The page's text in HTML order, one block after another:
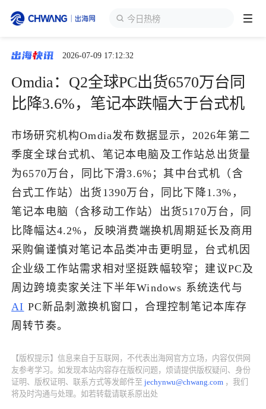
今日热榜
跨境展会
出海服务
出海资讯
跨境报告
出海导航
出海交流群
了解出海网
2026-07-09 17:12:32
Omdia：Q2全球PC出货6570万台同
比降3.6%，笔记本跌幅大于台式机
市场研究机构Omdia发布数据显示，2026年第二
季度全球台式机、笔记本电脑及工作站总出货量
为6570万台，同比下滑3.6%；其中台式机（含
台式工作站）出货1390万台，同比下降1.3%，
笔记本电脑（含移动工作站）出货5170万台，同
比降幅达4.2%，反映消费端换机周期延长及商用
采购偏谨慎对笔记本品类冲击更明显，台式机因
企业级工作站需求相对坚挺跌幅较窄；建议PC及
周边跨境卖家关注下半年Windows 系统迭代与
AI PC新品刺激换机窗口，合理控制笔记本库存
周转节奏。
【版权提示】信息来自于互联网，不代表出海网官方立场，内容仅供网
友参考学习。如发现本站内容存在版权问题，烦请提供版权疑问、身份
证明、版权证明、联系方式等发邮件至jechynwu@chwang.com ，我们
将及时沟通与处理。如若转载请联系原出处